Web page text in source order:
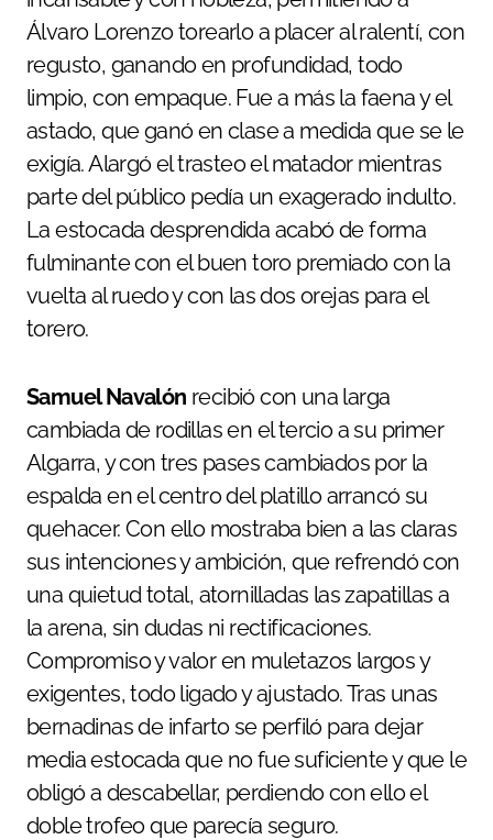
Álvaro Lorenzo torearlo a placer al ralentí, con
regusto, ganando en profundidad, todo
limpio, con empaque. Fue a más la faena y el
astado, que ganó en clase a medida que se le
exigía. Alargó el trasteo el matador mientras
parte del público pedía un exagerado indulto.
La estocada desprendida acabó de forma
fulminante con el buen toro premiado con la
vuelta al ruedo y con las dos orejas para el
torero.
Samuel Navalón recibió con una larga
cambiada de rodillas en el tercio a su primer
Algarra, y con tres pases cambiados por la
espalda en el centro del platillo arrancó su
quehacer. Con ello mostraba bien a las claras
sus intenciones y ambición, que refrendó con
una quietud total, atornilladas las zapatillas a
la arena, sin dudas ni rectificaciones.
Compromiso y valor en muletazos largos y
exigentes, todo ligado y ajustado. Tras unas
bernadinas de infarto se perfiló para dejar
media estocada que no fue suficiente y que le
obligó a descabellar, perdiendo con ello el
doble trofeo que parecía seguro.